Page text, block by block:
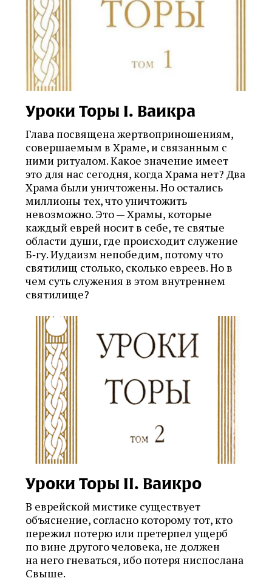
Уроки Торы I. Ваикра
Глава посвящена жертвоприношениям,
совершаемым в Храме, и связанным с
ними ритуалом. Какое значение имеет
это для нас сегодня, когда Храма нет? Два
Храма были уничтожены. Но остались
миллионы тех, что уничтожить
невозможно. Это — Храмы, которые
каждый еврей носит в себе, те святые
области души, где происходит служение
Б‑гу. Иудаизм непобедим, потому что
святилищ столько, сколько евреев. Но в
чем суть служения в этом внутреннем
святилище?
Уроки Торы II. Ваикро
В еврейской мистике существует
объяснение, согласно которому тот, кто
пережил потерю или претерпел ущерб
по вине другого человека, не должен
на него гневаться, ибо потеря ниспослана
Свыше.